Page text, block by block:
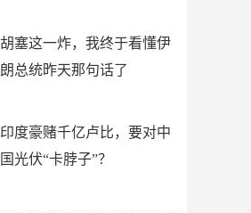
胡塞这一炸，我终于看懂伊
朗总统昨天那句话了
印度豪赌千亿卢比，要对中
国光伏“卡脖子”？